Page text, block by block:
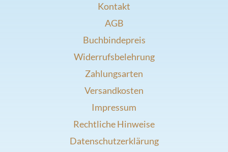
Kontakt
AGB
Buchbindepreis
Widerrufsbelehrung
Zahlungsarten
Versandkosten
Impressum
Rechtliche Hinweise
Datenschutzerklärung